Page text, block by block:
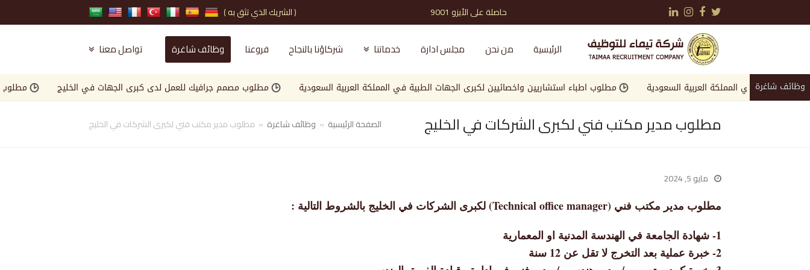
Twitter
Facebook
Instagram حاصلة على الأيزو 9001 ( الشريك الذي تثق به )
الرئيسية من نحن مجلس ادارة خدماتنا شركاؤنا بالنجاح فروعنا وظائف شاغرة تواصل معنا
وظائف شاغرةفي المملكة العربية السعودية مطلوب اطباء استشاريين واخصائيين لكبرى الجهات الطبية في المملكة العربية السعودية مطلوب مصمم جرافيك للعمل لدى كبرى الجهات في الخليج مطلوب Landscape Engineer للعمل لدى كبرى الجهات في الخليج
مطلوب مدير مكتب فني لكبرى الشركات في الخليج الصفحة الرئيسية » وظائف شاغرة » مطلوب مدير مكتب فني لكبرى الشركات في الخليج
مايو 5, 2024
مطلوب مدير مكتب فني (Technical office manager) لكبرى الشركات في الخليج بالشروط التالية :
1- شهادة الجامعة في الهندسة المدنية او المعمارية
2- خبرة عملية بعد التخرج لا تقل عن 12 سنة